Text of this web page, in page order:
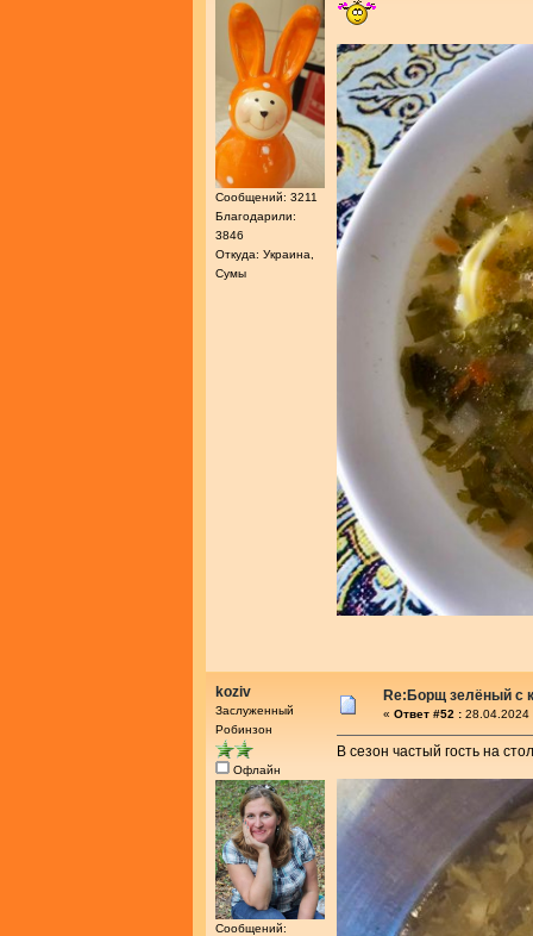
Сообщений: 3211
Благодарили:
3846
Откуда: Украина,
Сумы
koziv
Заслуженный
Робинзон
Офлайн
Сообщений:
Re:Борщ зелёный с
« Ответ #52 : 28.04.2024
В сезон частый гость на